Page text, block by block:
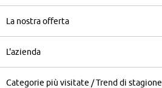
La nostra offerta
L'azienda
Categorie più visitate / Trend di stagione